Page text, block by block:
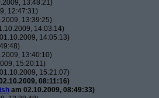
13:48:21)
12:47:31)
13:39:25)
14:03:14)
14:05:13)
13:40:10)
15:20:11)
15:21:07)
08:11:16)
am 02.10.2009, 08:49:33)